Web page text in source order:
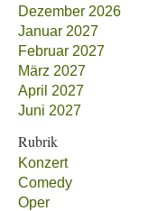
Dezember 2026
Januar 2027
Februar 2027
März 2027
April 2027
Juni 2027
Rubrik
Konzert
Comedy
Oper